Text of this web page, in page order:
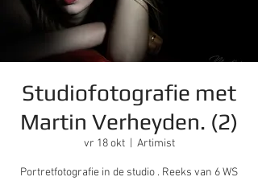
Studiofotografie met
Martin Verheyden. (2)
vr 18 okt
  |
Artimist
Portretfotografie in de studio . Reeks van 6 WS